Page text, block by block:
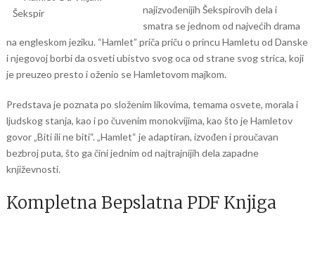
najizvođenijih Šekspirovih dela i
smatra se jednom od najvećih drama
na engleskom jeziku. “Hamlet” priča priču o princu Hamletu od Danske
i njegovoj borbi da osveti ubistvo svog oca od strane svog strica, koji
je preuzeo presto i oženio se Hamletovom majkom.
Predstava je poznata po složenim likovima, temama osvete, morala i
ljudskog stanja, kao i po čuvenim monokvijima, kao što je Hamletov
govor „Biti ili ne biti“. „Hamlet“ je adaptiran, izvođen i proučavan
bezbroj puta, što ga čini jednim od najtrajnijih dela zapadne
književnosti.
Kompletna Bepslatna PDF Knjiga